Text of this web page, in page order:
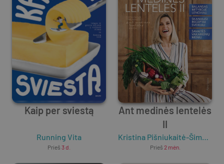
Kaip per sviestą
Running Vita
Prieš 3 d.
Ant medinės lentelės
II
Kristina Pišniukaitė-Šimkienė
Prieš 2 mėn.